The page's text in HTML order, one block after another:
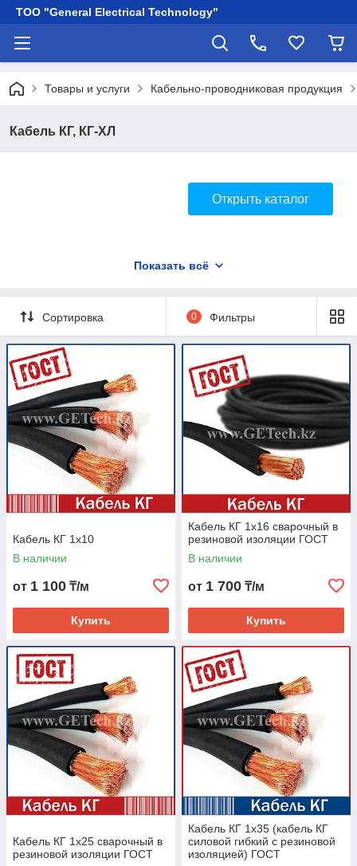
ТОО "General Electrical Technology"
Товары и услуги Кабельно-проводниковая продукция
Кабель КГ, КГ-ХЛ
Открыть каталог
Показать всё
Сортировка 0 Фильтры
Кабель КГ 1х10
В наличии
от 1 100 ₸/м
Купить
Кабель КГ 1х16 сварочный в
резиновой изоляции ГОСТ
В наличии
от 1 700 ₸/м
Купить
Кабель КГ 1х25 сварочный в
резиновой изоляции ГОСТ
Кабель КГ 1х35 (кабель КГ
силовой гибкий с резиновой
изоляцией) ГОСТ